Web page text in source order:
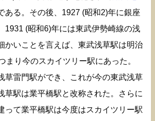
ある。その後、1927 (昭和2)年に銀座
1931 (昭和6)年には東武伊勢崎線の浅
かいことを言えば、東武浅草駅は明治
つまり今のスカイツリー駅にあった。
草雷門駅ができ、これが今の東武浅草
草駅は業平橋駅と改称された。さらに
って業平橋駅は今度はスカイツリー駅